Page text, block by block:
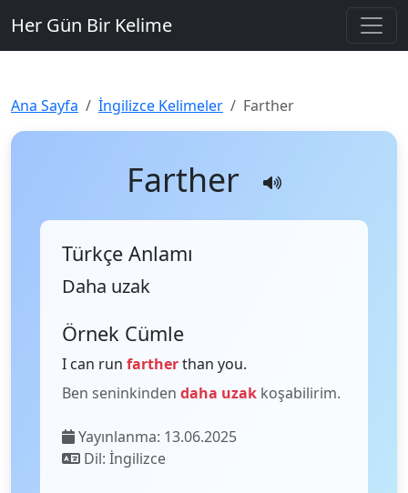
Her Gün Bir Kelime
Ana Sayfa İngilizce Kelimeler Farther
Farther
Türkçe Anlamı
Daha uzak
Örnek Cümle
I can run fartherthan you.
Ben seninkinden daha uzak koşabilirim.
Yayınlanma: 13.06.2025
Dil: İngilizce